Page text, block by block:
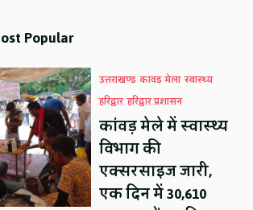
Popular
उत्तराखण्ड कावड़ मेला स्वास्थ्य
हरिद्वार हरिद्वार प्रशासन
कांवड़ मेले में स्वास्थ्य
विभाग की
एक्सरसाइज जारी,
एक दिन में 30,610